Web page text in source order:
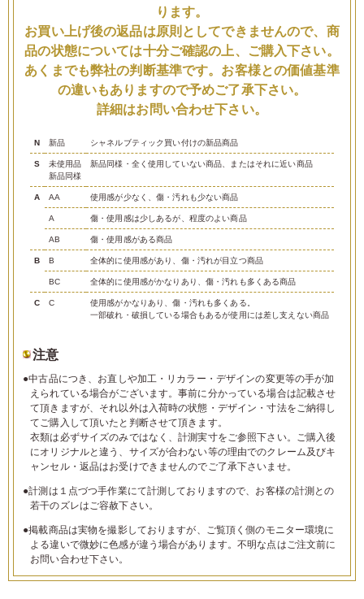
ります。
お買い上げ後の返品は原則としてできませんので、商
品の状態については十分ご確認の上、ご購入下さい。
あくまでも弊社の判断基準です。お客様との価値基準
の違いもありますので予めご了承下さい。
詳細はお問い合わせ下さい。
N 新品 シャネルブティック買い付けの新品商品
S
未使用品
新品同様
新品同様・全く使用していない商品、またはそれに近い商品
A AA 使用感が少なく、傷・汚れも少ない商品
A 傷・使用感は少しあるが、程度のよい商品
AB 傷・使用感がある商品
B B 全体的に使用感があり、傷・汚れが目立つ商品
BC 全体的に使用感がかなりあり、傷・汚れも多くある商品
C C
使用感がかなりあり、傷・汚れも多くある。
一部破れ・破損している場合もあるが使用には差し支えない商品
注意
●中古品につき、お直しや加工・リカラー・デザインの変更等の手が加
えられている場合がございます。事前に分かっている場合は記載させ
て頂きますが、それ以外は入荷時の状態・デザイン・寸法をご納得し
てご購入して頂いたと判断させて頂きます。
衣類は必ずサイズのみではなく、計測実寸をご参照下さい。ご購入後
にオリジナルと違う、サイズが合わない等の理由でのクレーム及びキ
ャンセル・返品はお受けできませんのでご了承下さいませ。
●計測は１点づつ手作業にて計測しておりますので、お客様の計測との
若干のズレはご容赦下さい。
●掲載商品は実物を撮影しておりますが、ご覧頂く側のモニター環境に
よる違いで微妙に色感が違う場合があります。不明な点はご注文前に
お問い合わせ下さい。